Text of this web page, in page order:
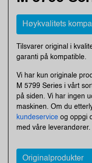
Høykvalitets
Tilsvarer original i
garanti på kompatible.
Vi har kun originale
M 5799 Series i vårt
på siden. Vi har ingen
maskinen. Om du
kundeservice og oppgi
med våre leverandører.
Originalprodukter